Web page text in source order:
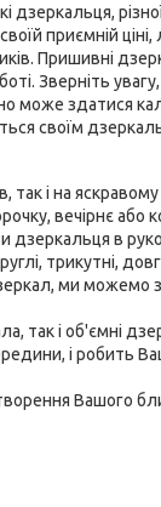
приємній ціні,
Пришивні
Зверніть
може здатися
своїм
і на
вечірнє або
дзеркальця в
трикутні,
ми можемо
так і об'ємні
і робить
Вашого